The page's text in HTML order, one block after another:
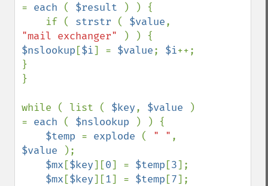
= each ( $result
) ) {
    if (
strstr ( $value
"mail exchanger"
$nslookup [$i] = $value; $i++;
}
}
while ( list ( $key, $value
)
= each ( $nslookup
) ) {
$temp = explode ( " "
$value
);
$mx [$key][0] = $temp [3];
$mx [$key][1] = $temp [7];